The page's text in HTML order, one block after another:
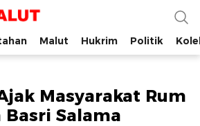
Terbaru
Malut Hukrim Politik
Masyarakat Rum
Salama